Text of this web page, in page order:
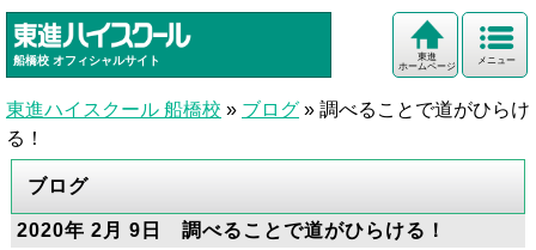
船橋校 オフィシャルサイト メニュー
東進
ホームページ
東進ハイスクール 船橋校 » ブログ » 調べることで道がひらけ
る！
ブログ
2020年 2月 9日 調べることで道がひらける！